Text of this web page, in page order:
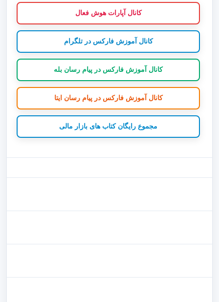
کانال آپارات هوش فعال
کانال آموزش فارکس در تلگرام
کانال آموزش فارکس در پیام رسان بله
کانال آموزش فارکس در پیام رسان ایتا
مجموع رایگان کتاب های بازار مالی